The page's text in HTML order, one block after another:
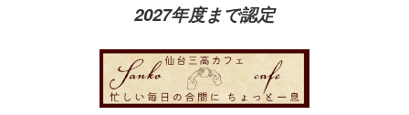
2027年度まで認定